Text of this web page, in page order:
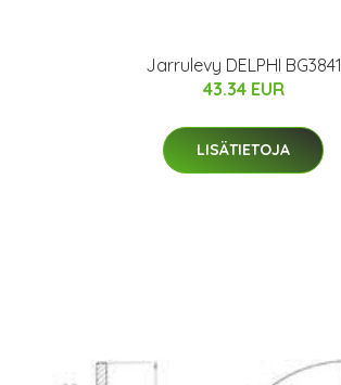
Jarrulevy DELPHI BG3841
43.34 EUR
LISÄTIETOJA